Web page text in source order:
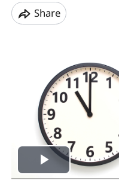
Share
Play